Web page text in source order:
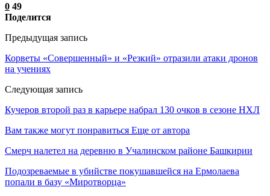
0 49
Поделится
Предыдущая запись
Корветы «Совершенный» и «Резкий» отразили атаки дронов
на учениях
Следующая запись
Кучеров второй раз в карьере набрал 130 очков в сезоне НХЛ
Вам также могут понравиться Еще от автора
Смерч налетел на деревню в Учалинском районе Башкирии
Подозреваемые в убийстве покушавшейся на Ермолаева
попали в базу «Миротворца»